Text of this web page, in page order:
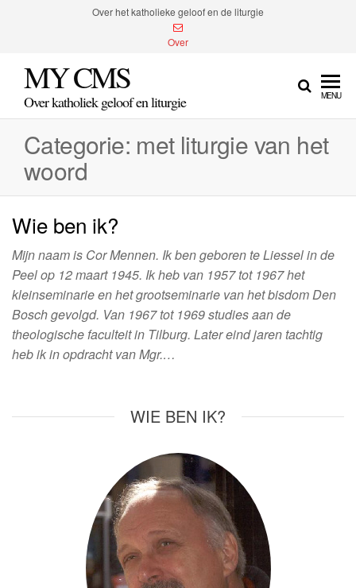
inhoud
Over het katholieke geloof en de liturgie
Over
MY CMS
Over katholiek geloof en liturgie MENU
Categorie: met liturgie van het
woord
Wie ben ik?
Mijn naam is Cor Mennen. Ik ben geboren te Liessel in de
Peel op 12 maart 1945. Ik heb van 1957 tot 1967 het
kleinseminarie en het grootseminarie van het bisdom Den
Bosch gevolgd. Van 1967 tot 1969 studies aan de
theologische faculteit in Tilburg. Later eind jaren tachtig
heb ik in opdracht van Mgr.…
WIE BEN IK?